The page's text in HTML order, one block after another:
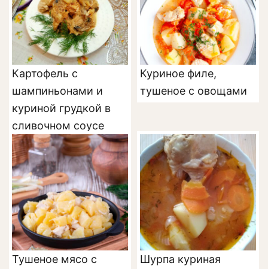
Картофель с
шампиньонами и
куриной грудкой в
сливочном соусе
Куриное филе,
тушеное с овощами
Тушеное мясо с
Шурпа куриная